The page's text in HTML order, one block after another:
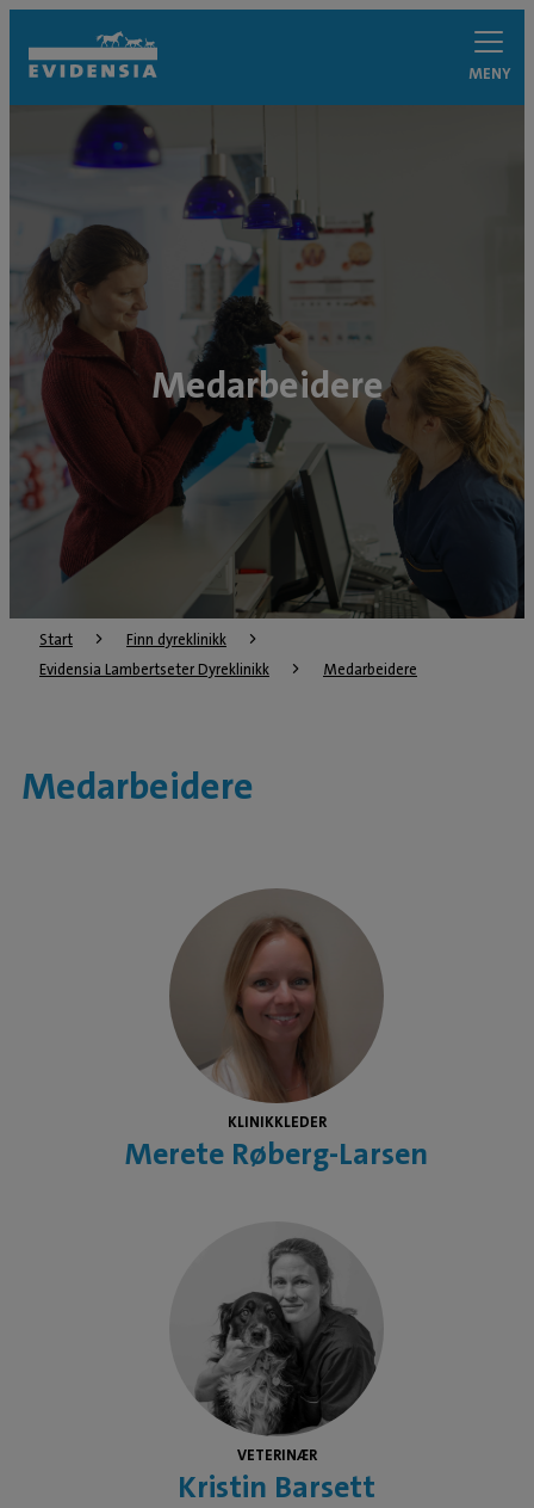
MENY
Medarbeidere
Start
Finn dyreklinikk
Evidensia Lambertseter Dyreklinikk
Medarbeidere
Medarbeidere
KLINIKKLEDER
Merete Røberg-Larsen
VETERINÆR
Kristin Barsett